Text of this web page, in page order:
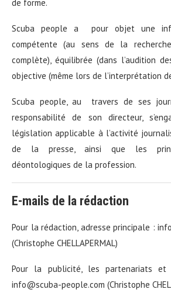
de forme.
Scuba people a pour objet une
compétente (au sens de la
complète), équilibrée (dans l’audition
objective (même lors de l’interprétation
Scuba people, au travers de ses
responsabilité de son directeur,
législation applicable à l’activité
de la presse, ainsi que les
déontologiques de la profession.
E-mails de la rédaction
Pour la rédaction, adresse principale :
(Christophe CHELLAPERMAL)
Pour la publicité, les partenariats et
info@scuba-people.com (Christophe